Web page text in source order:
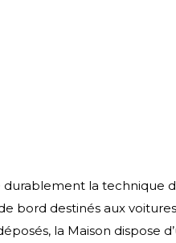
durablement la technique
bord destinés aux
la Maison dispose